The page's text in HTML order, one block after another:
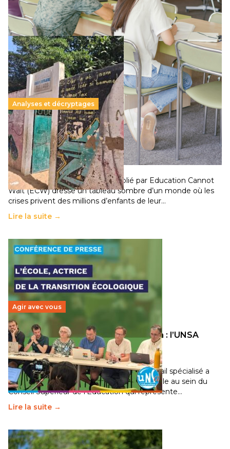
Lire la suite →
Analyses et décryptages
258 millions d’enfants victimes de la guerre, des
chocs climatiques et des déplacements de
population
11 juillet 2026- National
Un nouveau rapport mondial publié par Education Cannot
Wait (ECW) dresse un tableau sombre d’un monde où les
crises privent des millions d’enfants de leur…
Lire la suite →
Agir avec vous
Transition écologique de l’éducation : l’UNSA
Éducation fait bouger les lignes
30 juin 2026-National
Pendant plusieurs mois, un groupe de travail spécialisé a
travaillé sur la transition écologique de l’Ecole au sein du
Conseil Supérieur de l’Éducation qui représente…
Lire la suite →